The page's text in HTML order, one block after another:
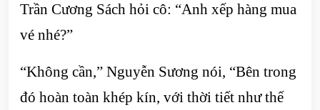
Trần Cương Sách hỏi cô: “Anh xếp hàng mua
vé nhé?”
“Không cần,” Nguyễn Sương nói, “Bên trong
đó hoàn toàn khép kín, với thời tiết như thế